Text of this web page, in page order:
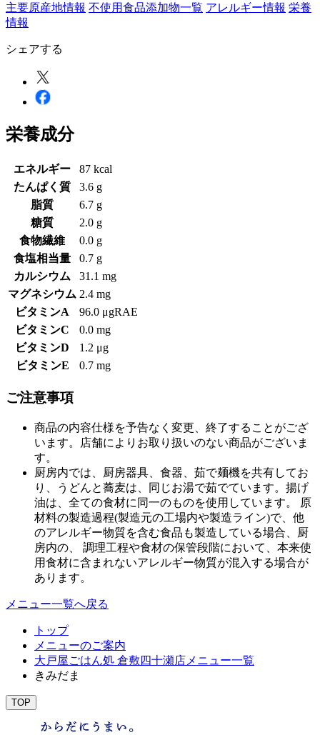
主要原産地情報 不使用食品添加物一覧 アレルギー情報 栄養
情報
シェアする
栄養成分
エネルギー
87 kcal
たんぱく質
3.6 g
脂質
6.7 g
糖質
2.0 g
食物繊維
0.0 g
食塩相当量
0.7 g
カルシウム
31.1 mg
マグネシウム 2.4 mg
ビタミンA
96.0 μgRAE
ビタミンC
0.0 mg
ビタミンD
1.2 μg
ビタミンE
0.7 mg
ご注意事項
商品の内容仕様を予告なく変更、終了することがござ
います。店舗によりお取り扱いのない商品がございま
す。
厨房内では、厨房器具、食器、茹で麺機を共有してお
り、うどんと蕎麦は、同じお湯で茹でています。揚げ
油は、全ての食材に同一のものを使用しています。 原
材料の製造過程(製造元の工場内や製造ライン)で、他
のアレルギー物質を含む食品も製造している場合、厨
房内の、 調理工程や食材の保管段階において、本来使
用食材に含まれないアレルギー物質が混入する場合が
あります。
メニュー一覧へ戻る
トップ
メニューのご案内
大戸屋ごはん処 倉敷四十瀬店メニュー一覧
きみだま
TOP